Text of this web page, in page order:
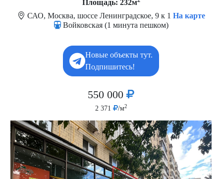
Площадь: 232м
САО, Москва, шоссе Ленинградское, 9 к 1 На карте
Войковская (1 минута пешком)
Новые объекты тут.
Подпишитесь!
550 000
2 371 /м2